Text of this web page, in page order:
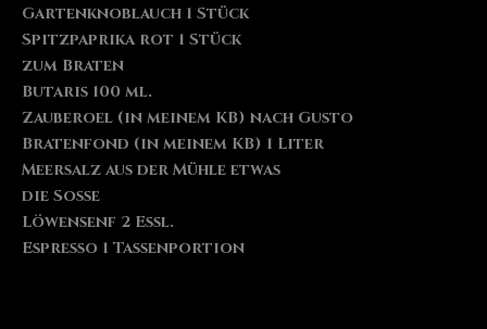
Gartenknoblauch 1 Stück
Spitzpaprika rot 1 Stück
zum Braten
Butaris 100 ml.
Zauberoel (in meinem KB) nach Gusto
Bratenfond (in meinem KB) 1 Liter
Meersalz aus der Mühle etwas
die Sosse
Löwensenf 2 Essl.
Espresso 1 Tassenportion